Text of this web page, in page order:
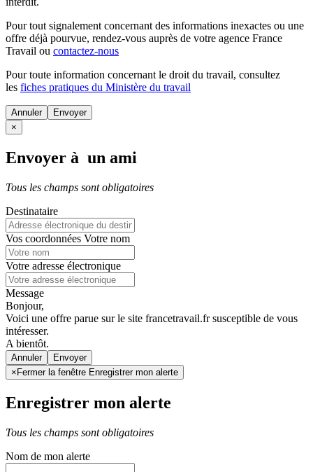
Pour tout signalement concernant des informations inexactes ou une
offre déjà pourvue, rendez-vous auprès de votre agence France
Travail ou contactez-nous
Pour toute information concernant le droit du travail, consultez
les fiches pratiques du Ministère du travail
Annuler
×
Envoyer à un ami
Tous les champs sont obligatoires
Destinataire
Vos coordonnées Votre nom
Votre adresse électronique
Message
Bonjour,
Voici une offre parue sur le site francetravail.fr susceptible de vous
intéresser.
A bientôt.
Annuler
× Fermer la fenêtre Enregistrer mon alerte
Enregistrer mon alerte
Tous les champs sont obligatoires
Nom de mon alerte